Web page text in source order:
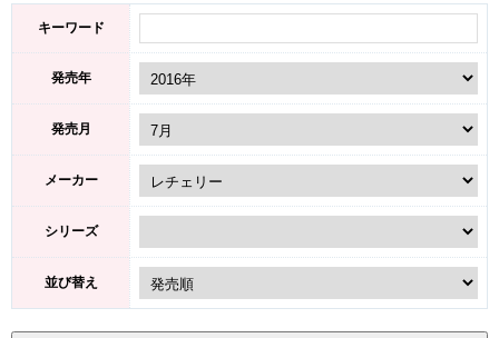
キーワード
発売年
発売月
メーカー
シリーズ
並び替え